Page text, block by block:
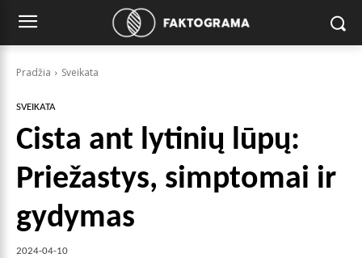
Pradžia Sveikata
SVEIKATA
Cista ant lytinių lūpų:
Priežastys, simptomai ir
gydymas
2024-04-10